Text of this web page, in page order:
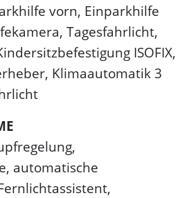
vorn, Einparkhilfe
Tagesfahrlicht,
ISOFIX,
Klimaautomatik 3
automatische